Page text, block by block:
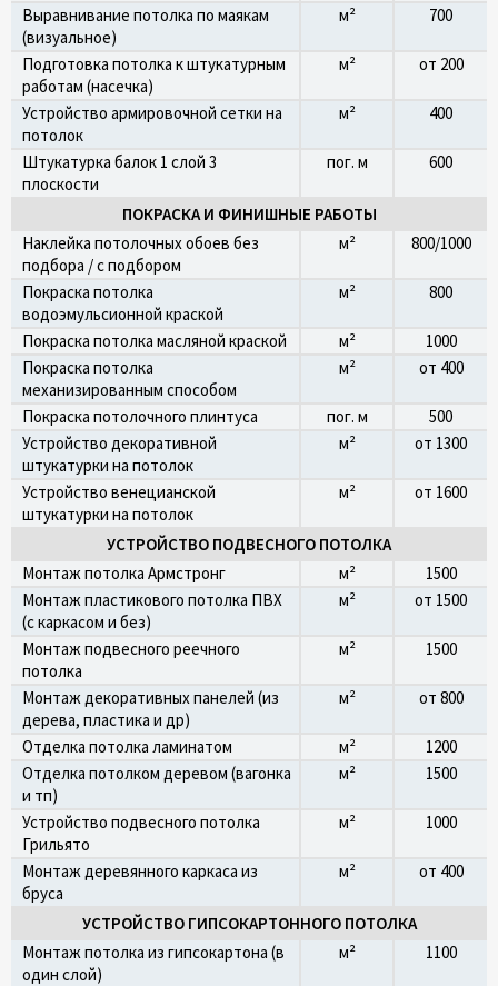
Выравнивание потолка по маякам
(визуальное)
м² 700
Подготовка потолка к штукатурным
работам (насечка)
м² от 200
Устройство армировочной сетки на
потолок
м² 400
Штукатурка балок 1 слой 3
плоскости
пог. м 600
ПОКРАСКА И ФИНИШНЫЕ РАБОТЫ
Наклейка потолочных обоев без
подбора / с подбором
м² 800/1000
Покраска потолка
водоэмульсионной краской
м² 800
Покраска потолка масляной краской м²
1000
Покраска потолка
механизированным способом
м² от 400
Покраска потолочного плинтуса пог. м
500
Устройство декоративной
штукатурки на потолок
м² от 1300
Устройство венецианской
штукатурки на потолок
м² от 1600
УСТРОЙСТВО ПОДВЕСНОГО ПОТОЛКА
Монтаж потолка Армстронг
м²
1500
Монтаж пластикового потолка ПВХ
(с каркасом и без)
м² от 1500
Монтаж подвесного реечного
потолка
м² 1500
Монтаж декоративных панелей (из
дерева, пластика и др)
м² от 800
Отделка потолка ламинатом м²
1200
Отделка потолком деревом (вагонка
и тп)
м² 1500
Устройство подвесного потолка
Грильято
м² 1000
Монтаж деревянного каркаса из
бруса
м² от 400
УСТРОЙСТВО ГИПСОКАРТОННОГО ПОТОЛКА
Монтаж потолка из гипсокартона (в
один слой)
м² 1100